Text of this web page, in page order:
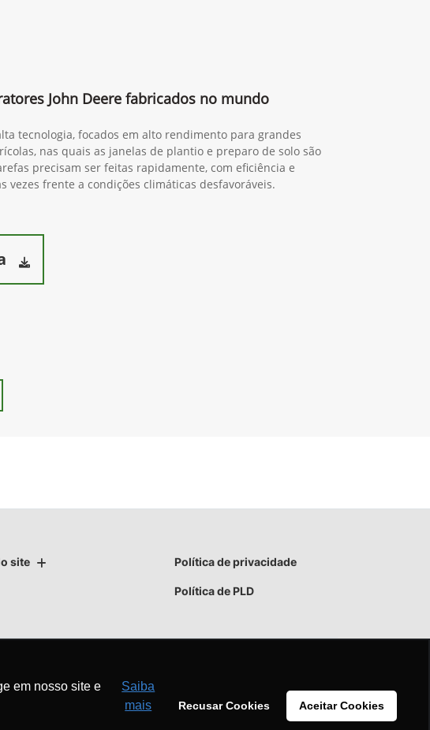
em nosso site e
Saiba
mais
Recusar Cookies Aceitar Cookies
John Deere fabricados no mundo
tecnologia, focados em alto rendimento para grandes
nas quais as janelas de plantio e preparo de solo são
precisam ser feitas rapidamente, com eficiência e
vezes frente a condições climáticas desfavoráveis.
site Política de privacidade
Política de PLD
Recusar